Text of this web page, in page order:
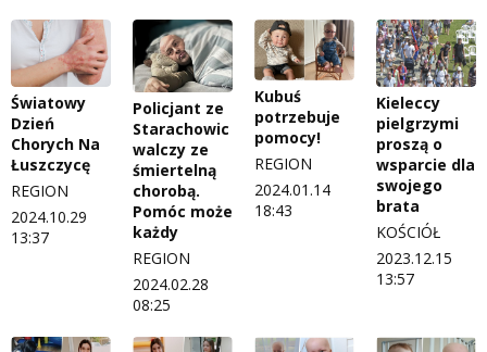
Światowy
Dzień
Chorych Na
Łuszczycę
REGION
2024.10.29
13:37
Policjant ze
Starachowic
walczy ze
śmiertelną
chorobą.
Pomóc może
każdy
REGION
2024.02.28
08:25
Kubuś
potrzebuje
pomocy!
REGION
2024.01.14
18:43
Kieleccy
pielgrzymi
proszą o
wsparcie dla
swojego
brata
KOŚCIÓŁ
2023.12.15
13:57